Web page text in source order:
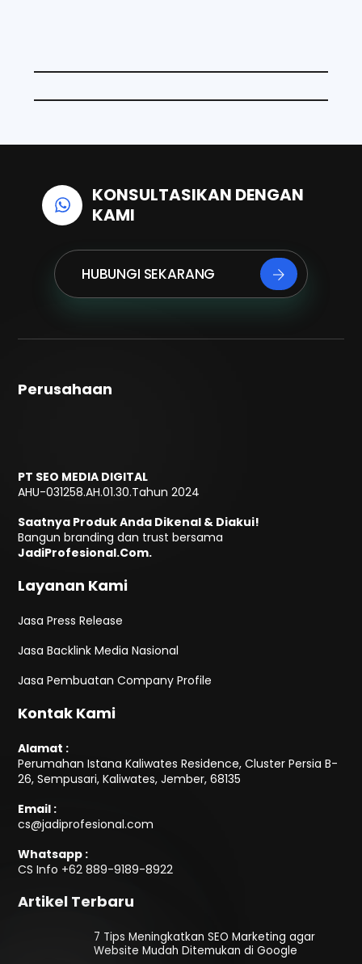
k n p
KONSULTASIKAN DENGAN
KAMI
HUBUNGI SEKARANG
Perusahaan
PT SEO MEDIA DIGITAL
AHU-031258.AH.01.30.Tahun 2024
Saatnya Produk Anda Dikenal & Diakui!
Bangun branding dan trust bersama
JadiProfesional.Com.
Layanan Kami
Jasa Press Release
Jasa Backlink Media Nasional
Jasa Pembuatan Company Profile
Kontak Kami
Alamat :
Perumahan Istana Kaliwates Residence, Cluster Persia B-
26, Sempusari, Kaliwates, Jember, 68135
Email :
cs@jadiprofesional.com
Whatsapp :
CS Info +62 889-9189-8922
Artikel Terbaru
7 Tips Meningkatkan SEO Marketing agar
Website Mudah Ditemukan di Google